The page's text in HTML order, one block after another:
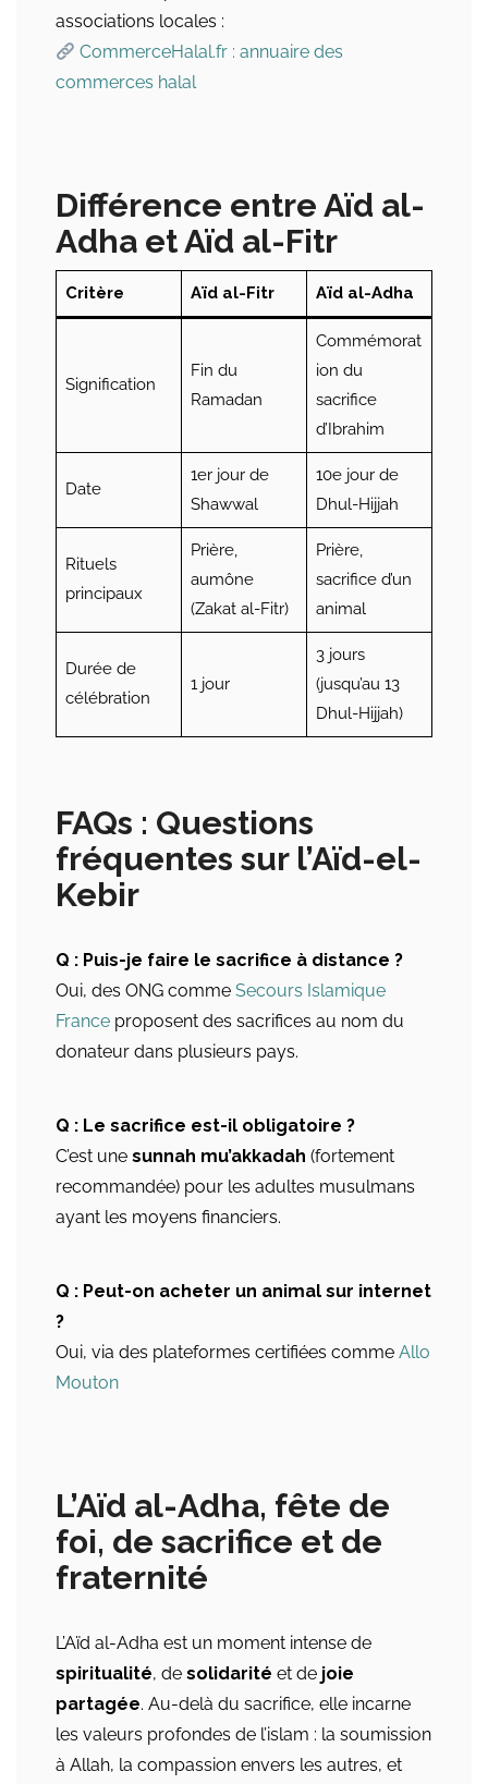
associations locales :
CommerceHalal.fr : annuaire des
commerces halal
Différence entre Aïd al-
Adha et Aïd al-Fitr
Critère Aïd al-Fitr Aïd al-Adha
Signification
Fin du
Ramadan
Commémorat
ion du
sacrifice
d’Ibrahim
Date
1er jour de
Shawwal
10e jour de
Dhul-Hijjah
Rituels
principaux
Prière,
aumône
(Zakat al-Fitr)
Prière,
sacrifice d’un
animal
Durée de
célébration
1 jour
3 jours
(jusqu’au 13
Dhul-Hijjah)
FAQs : Questions
fréquentes sur l’Aïd-el-
Kebir
Q : Puis-je faire le sacrifice à distance ?
Oui, des ONG comme Secours Islamique
France proposent des sacrifices au nom du
donateur dans plusieurs pays.
Q : Le sacrifice est-il obligatoire ?
C’est une sunnah mu’akkadah (fortement
recommandée) pour les adultes musulmans
ayant les moyens financiers.
Q : Peut-on acheter un animal sur internet
?
Oui, via des plateformes certifiées comme Allo
Mouton
L’Aïd al-Adha, fête de
foi, de sacrifice et de
fraternité
L’Aïd al-Adha est un moment intense de
spiritualité, de solidarité et de joie
partagée. Au-delà du sacrifice, elle incarne
les valeurs profondes de l’islam : la soumission
à Allah, la compassion envers les autres, et